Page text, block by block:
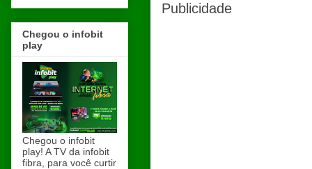
Publicidade
Chegou o infobit
play
Chegou o infobit
play! A TV da infobit
fibra, para você curtir